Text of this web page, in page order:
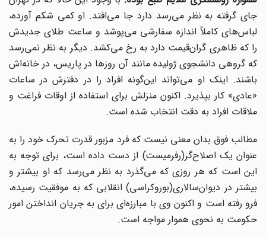
جای گرفته به نظر می‌رسد دارد جا می‌افتد. او کمی شکم آورده،
لباس‌های کاملاً اندازه سفارشی می‌پوشد و ساعت طلای جدیدش
را که ظاهری گران‌قیمت دارد به رخ می‌کشد. دیگر به نظر نمی‌رسد
که گروهی دانشجوی ژولیده مانند آن روزها در پاریس، در خانه‌اش
باشند. اینک او می‌تواند این‌گونه افراد را در دفترش در ساعات
«عادی» کار بپذیرد. اکنون منزلش برای استفاده از اوقات فراغت و
ملاقات افراد به دقت انتخاب شده است.
مطالب فوق بدان معنی نیست که فرد مزبور قدرت تحرک خود را به
عنوان یک اصلاح‌گر(رفرمیست) از دست داده است، برای توجه به
این است که هر روزی که می‌گذرد به نظر می‌رسد که او بیشتر و
بیشتر در دیوان‌سالاری(بوروکراسی) انقلابی که به موفقیت رسیده،
فرو رفته است و اکنون وی با مبارزه‌ای برای به جریان انداختن امور
حکومت به نحوی هموار مواجه است.